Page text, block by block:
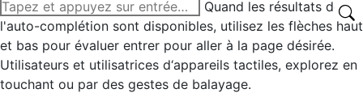
Recherche
:
Quand les résultats de
l'auto-complétion sont disponibles, utilisez les flèches haut
et bas pour évaluer entrer pour aller à la page désirée.
Utilisateurs et utilisatrices d‘appareils tactiles, explorez en
touchant ou par des gestes de balayage.